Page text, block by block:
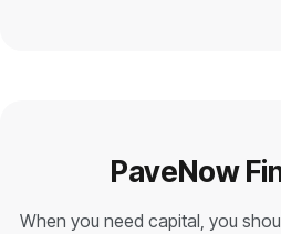
PaveNow
When you need capital, you